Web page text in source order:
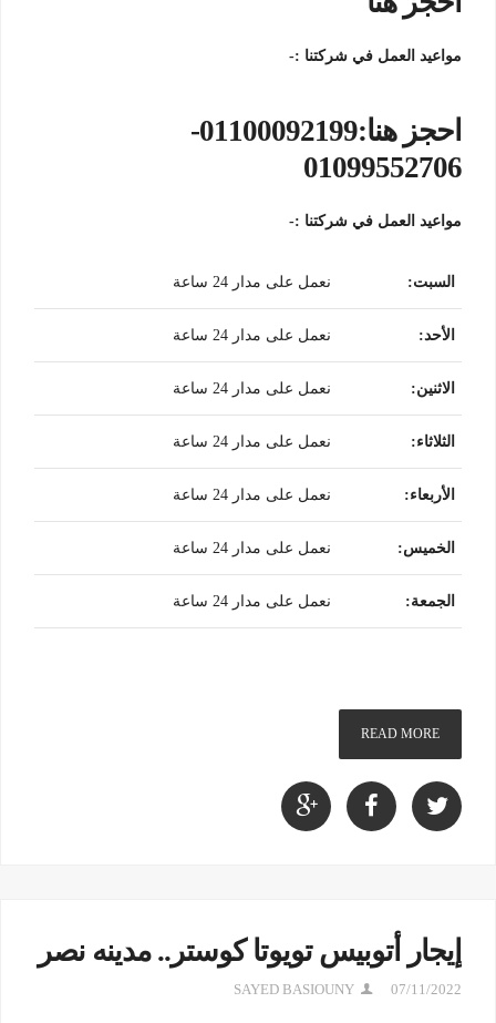
مواعيد العمل في شركتنا :-
احجز هنا:01100092199-
01099552706
مواعيد العمل في شركتنا :-
السبت: نعمل على مدار 24 ساعة
الأحد: نعمل على مدار 24 ساعة
الاثنين: نعمل على مدار 24 ساعة
الثلاثاء: نعمل على مدار 24 ساعة
الأربعاء: نعمل على مدار 24 ساعة
الخميس: نعمل على مدار 24 ساعة
الجمعة: نعمل على مدار 24 ساعة
READ MORE
إيجار أتوبيس تويوتا كوستر.. مدينه نصر
07/11/2022
SAYED BASIOUNY